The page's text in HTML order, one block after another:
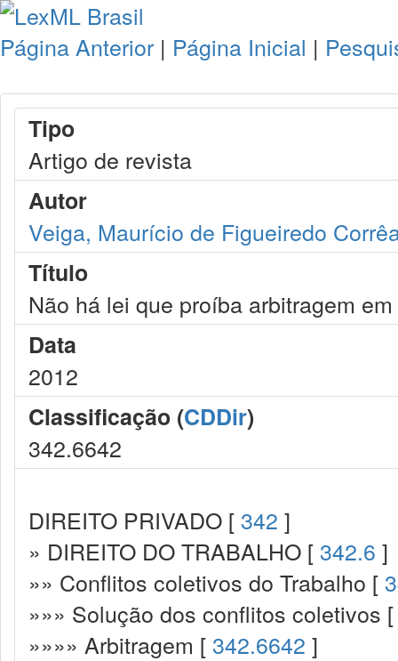
Página Anterior | Página Inicial |
Tipo
Artigo de revista
Autor
Veiga, Maurício de Figueiredo
Título
Não há lei que proíba arbitragem
Data
2012
Classificação (CDDir)
342.6642
DIREITO PRIVADO [ 342 ]
» DIREITO DO TRABALHO [ 342.6 ]
»» Conflitos coletivos do Trabalho [
»»» Solução dos conflitos coletivos
»»»» Arbitragem [ 342.6642 ]